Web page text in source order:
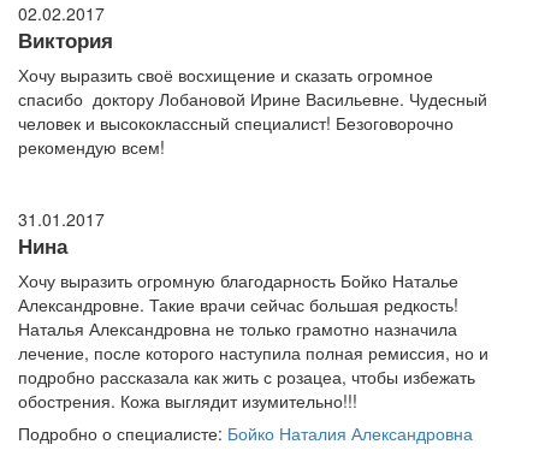
02.02.2017
Виктория
Хочу выразить своё восхищение и сказать огромное
спасибо доктору Лобановой Ирине Васильевне. Чудесный
человек и высококлассный специалист! Безоговорочно
рекомендую всем!
31.01.2017
Нина
Хочу выразить огромную благодарность Бойко Наталье
Александровне. Такие врачи сейчас большая редкость!
Наталья Александровна не только грамотно назначила
лечение, после которого наступила полная ремиссия, но и
подробно рассказала как жить с розацеа, чтобы избежать
обострения. Кожа выглядит изумительно!!!
Подробно о специалисте: Бойко Наталия Александровна